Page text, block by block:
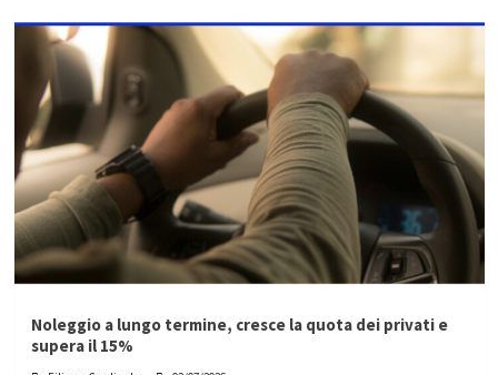
Noleggio a lungo termine, cresce la quota dei privati e
supera il 15%